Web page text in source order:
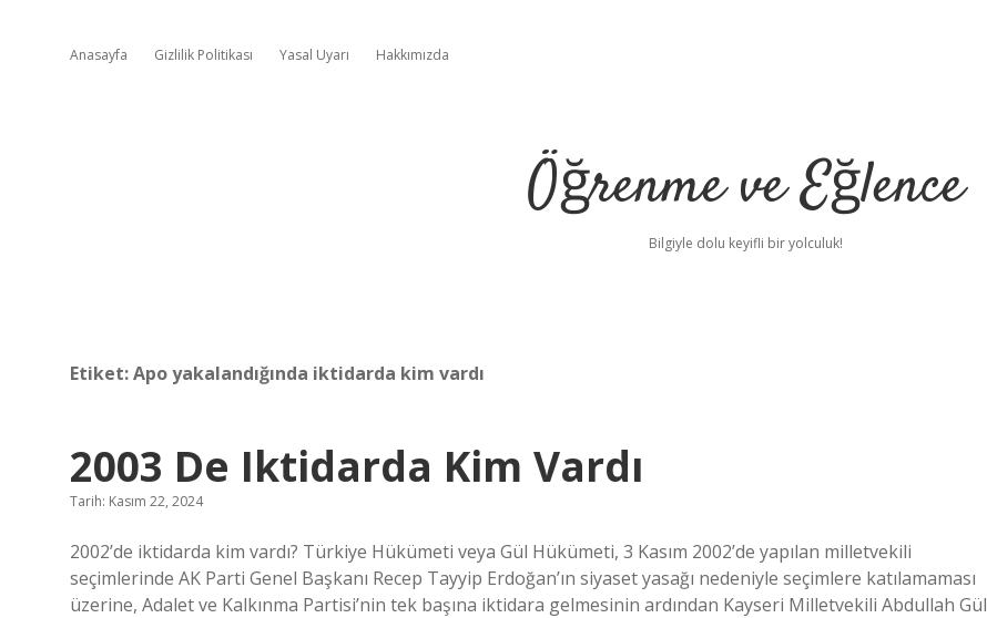
Anasayfa Gizlilik Politikası Yasal Uyarı Hakkımızda
Öğrenme ve Eğlence
Bilgiyle dolu keyifli bir yolculuk!
Etiket:Apo yakalandığında iktidarda kim vardı
2003 De Iktidarda Kim Vardı
Tarih: Kasım 22, 2024
2002’de iktidarda kim vardı? Türkiye Hükümeti veya Gül Hükümeti, 3 Kasım 2002’de yapılan milletvekili
seçimlerinde AK Parti Genel Başkanı Recep Tayyip Erdoğan’ın siyaset yasağı nedeniyle seçimlere katılamaması
üzerine, Adalet ve Kalkınma Partisi’nin tek başına iktidara gelmesinin ardından Kayseri Milletvekili Abdullah Gül